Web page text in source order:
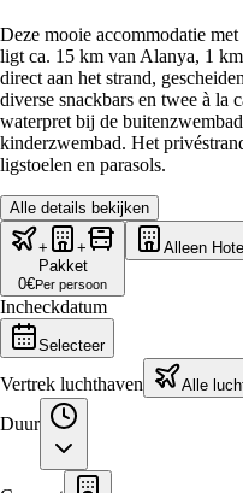
Deze mooie accommodatie
ligt ca. 15 km van Alanya, 1
direct aan het strand,
diverse snackbars en twee à la
waterpret bij de
kinderzwembad. Het
ligstoelen en parasols.
Alle details bekijken
+
+
Pakket
0€Per persoon
Alleen Hotel
Incheckdatum
Selecteer
Vertrek luchthaven Alle
Duur